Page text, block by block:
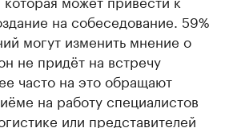
на собеседование. 59%
могут изменить мнение о
не придёт на встречу
часто на это обращают
на работу специалистов
или представителей